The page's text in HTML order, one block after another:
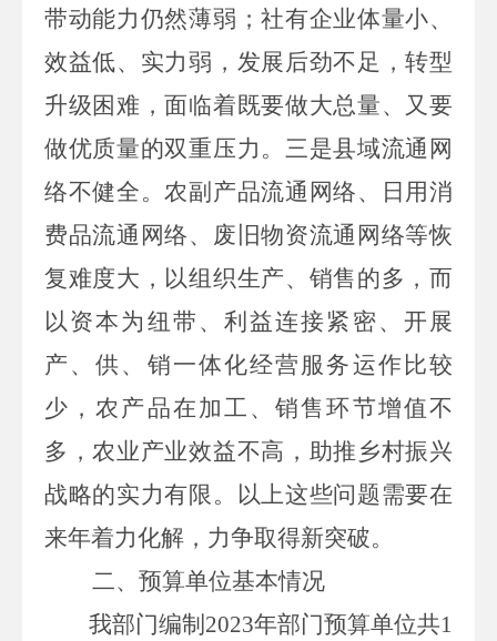
带动能力仍然薄弱；社有企业体量小、
效益低、实力弱，发展后劲不足，转型
升级困难，面临着既要做大总量、又要
做优质量的双重压力。三是县域流通网
络不健全。农副产品流通网络、日用消
费品流通网络、废旧物资流通网络等恢
复难度大，以组织生产、销售的多，而
以资本为纽带、利益连接紧密、开展
产、供、销一体化经营服务运作比较
少，农产品在加工、销售环节增值不
多，农业产业效益不高，助推乡村振兴
战略的实力有限。以上这些问题需要在
来年着力化解，力争取得新突破。
二、预算单位基本情况
我部门编制 2023年部门预算单位共1